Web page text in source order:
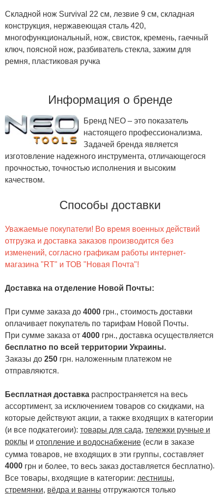
Складной нож Survival 22 см, лезвие 9 см, складная
конструкция, нержавеющая сталь 420,
многофункциональный, нож, свисток, кремень, гаечный
ключ, поясной нож, разбиватель стекла, зажим для
ремня, пластиковая ручка
Информация о бренде
Бренд NEO – это показатель
настоящего профессионализма.
Задачей бренда является
изготовление надежного инструмента, отличающегося
прочностью, точностью исполнения и высоким
качеством.
Способы доставки
Уважаемые покупатели! Во время военных действий
отгрузка и доставка заказов производится без
изменений, согласно графикам работы интернет-
магазина "RT" и ТОВ "Новая Почта"!
Доставка на отделение Новой Почты:
При сумме заказа до 4000 грн., стоимость доставки
оплачивает покупатель по тарифам Новой Почты.
При сумме заказа от 4000 грн., доставка осуществляется
бесплатно по всей территории Украины.
Заказы до 250 грн. наложенным платежом не
отправляются.
Бесплатная доставка распространяется на весь
ассортимент, за исключением товаров со скидками, на
которые действуют акции, а также входящих в категории
(и все подкатегоии): товары для сада, тележки ручные и
роклы и отопление и водоснабжение (если в заказе
сумма товаров, не входящих в эти группы, составляет
4000 грн и более, то весь заказ доставляется бесплатно).
Все товары, входящие в категории: лестницы,
стремянки, вёдра и ванны отгружаются только